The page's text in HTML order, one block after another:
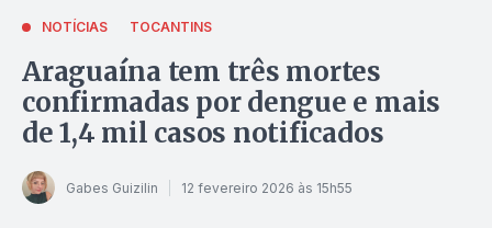
NOTÍCIAS TOCANTINS
Araguaína tem três mortes
confirmadas por dengue e mais
de 1,4 mil casos notificados
Gabes Guizilin 12 fevereiro 2026 às 15h55